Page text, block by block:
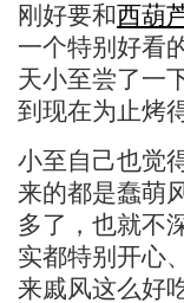
刚好要和西葫
一个特别好看
天小至尝了一
到现在为止烤
小至自己也觉
来的都是蠢萌
多了，也就不
实都特别开心
来戚风这么好